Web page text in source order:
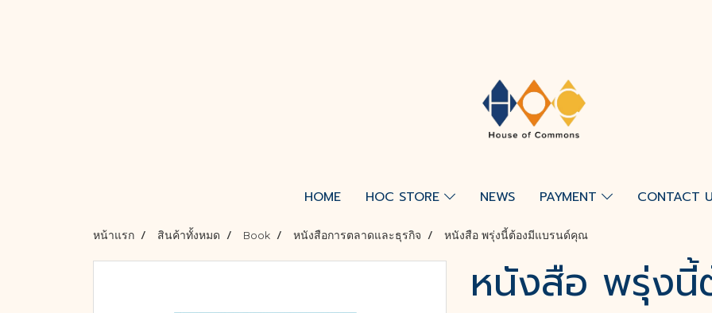
HOME HOC STORE NEWS PAYMENT CONTACT
หน้าแรก สินค้าทั้งหมด Book หนังสือการตลาดและธุรกิจ หนังสือ พรุ่งนี้ต้องมีแบรนด์คุณ
หนังสือ พรุ่ง